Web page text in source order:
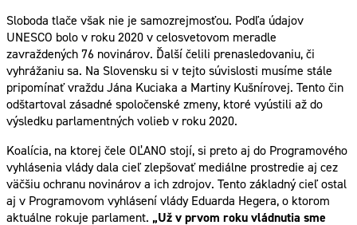
Sloboda tlače však nie je samozrejmosťou. Podľa údajov
UNESCO bolo v roku 2020 v celosvetovom meradle
zavraždených 76 novinárov. Ďalší čelili prenasledovaniu, či
vyhrážaniu sa. Na Slovensku si v tejto súvislosti musíme stále
pripomínať vraždu Jána Kuciaka a Martiny Kušnírovej. Tento čin
odštartoval zásadné spoločenské zmeny, ktoré vyústili až do
výsledku parlamentných volieb v roku 2020.
Koalícia, na ktorej čele OĽANO stojí, si preto aj do Programového
vyhlásenia vlády dala cieľ zlepšovať mediálne prostredie aj cez
väčšiu ochranu novinárov a ich zdrojov. Tento základný cieľ ostal
aj v Programovom vyhlásení vlády Eduarda Hegera, o ktorom
aktuálne rokuje parlament. „Už v prvom roku vládnutia sme